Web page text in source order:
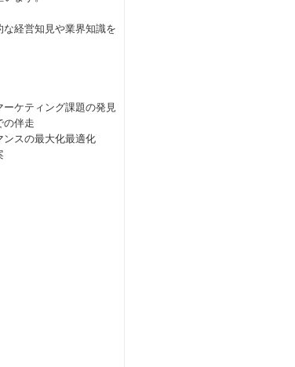
経営知見や業界知識を
ーケティング課題の発見
の伴走
ンスの最大化最適化